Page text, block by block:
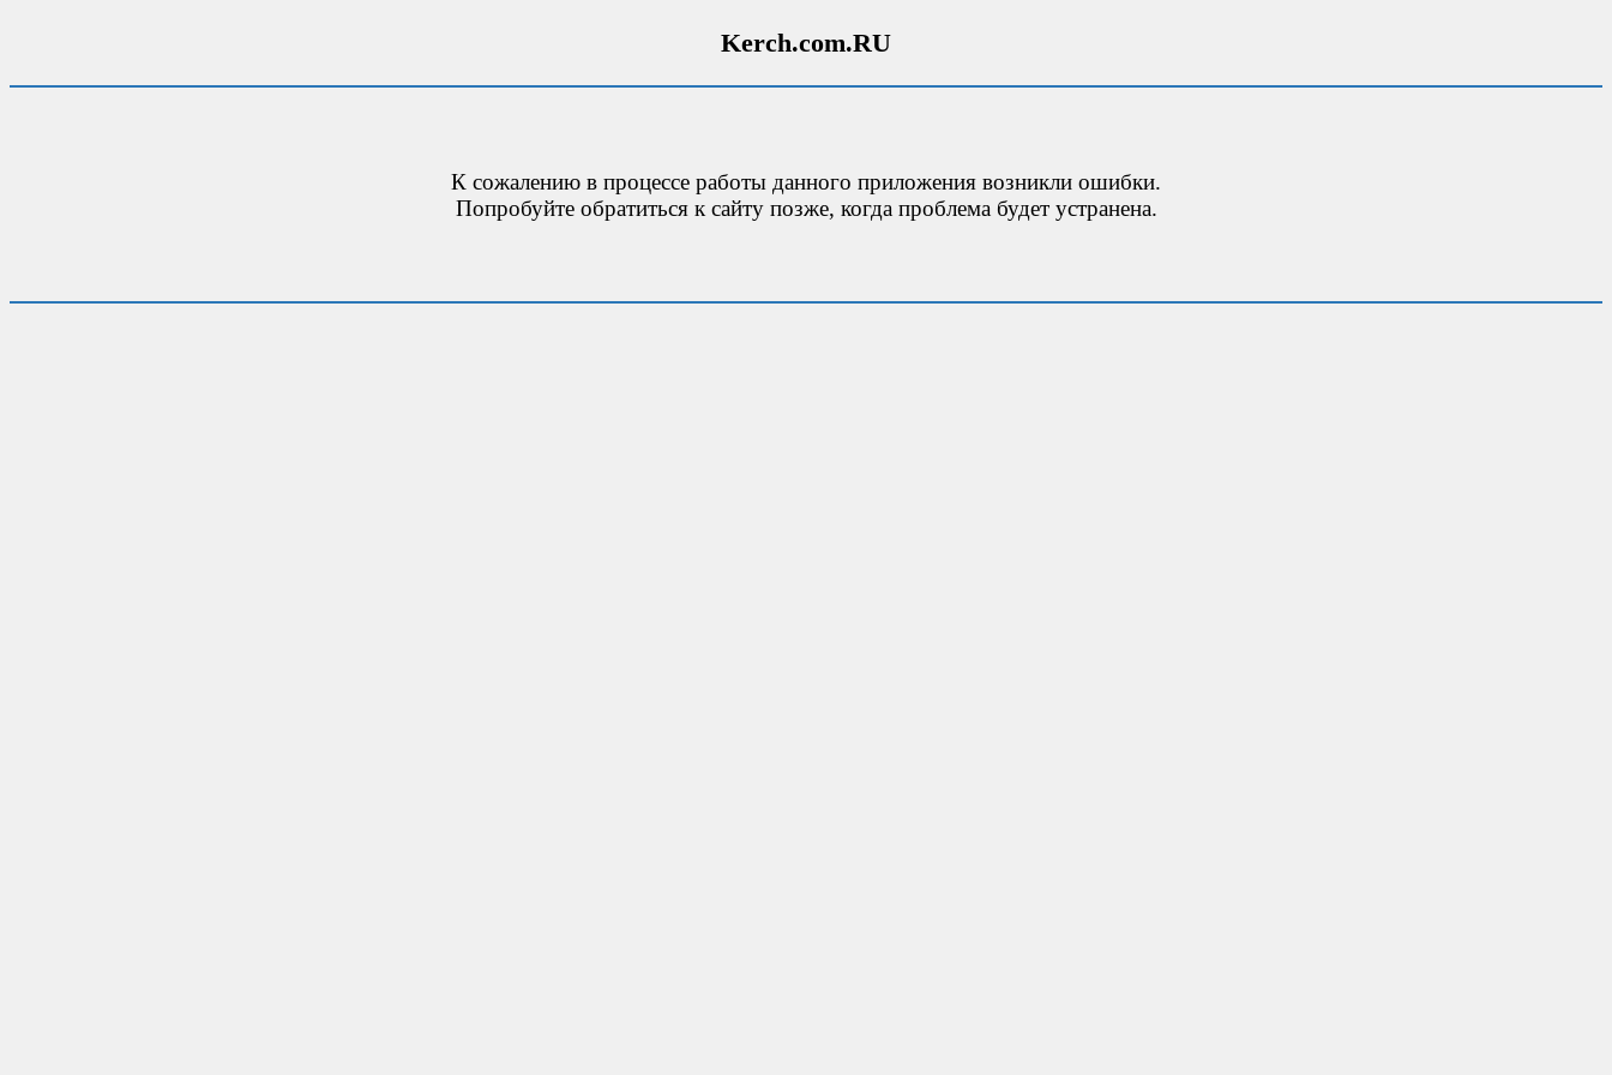
Kerch.com.RU
К сожалению в процессе работы данного приложения возникли ошибки.
Попробуйте обратиться к сайту позже, когда проблема будет устранена.